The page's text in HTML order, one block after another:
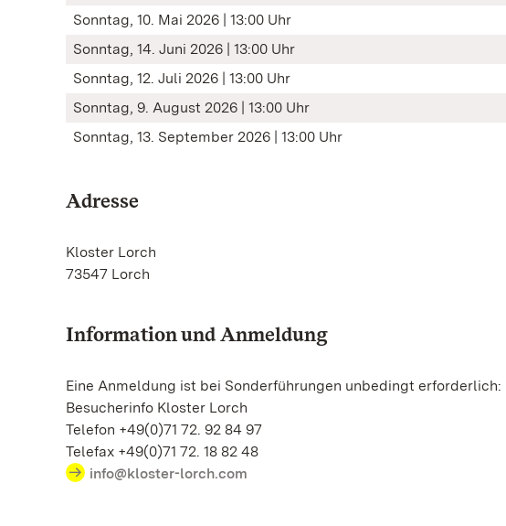
Sonntag, 10. Mai 2026 | 13:00 Uhr
Sonntag, 14. Juni 2026 | 13:00 Uhr
Sonntag, 12. Juli 2026 | 13:00 Uhr
Sonntag, 9. August 2026 | 13:00 Uhr
Sonntag, 13. September 2026 | 13:00 Uhr
Adresse
Kloster Lorch
73547 Lorch
Information und Anmeldung
Eine Anmeldung ist bei Sonderführungen unbedingt erforderlich:
Besucherinfo Kloster Lorch
Telefon +49(0)71 72. 92 84 97
Telefax +49(0)71 72. 18 82 48
info@kloster-lorch.com